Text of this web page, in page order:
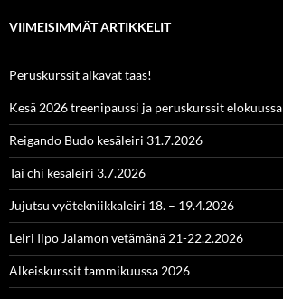
VIIMEISIMMÄT ARTIKKELIT
Peruskurssit alkavat taas!
Kesä 2026 treenipaussi ja peruskurssit elokuussa
Reigando Budo kesäleiri 31.7.2026
Tai chi kesäleiri 3.7.2026
Jujutsu vyötekniikkaleiri 18. – 19.4.2026
Leiri Ilpo Jalamon vetämänä 21-22.2.2026
Alkeiskurssit tammikuussa 2026